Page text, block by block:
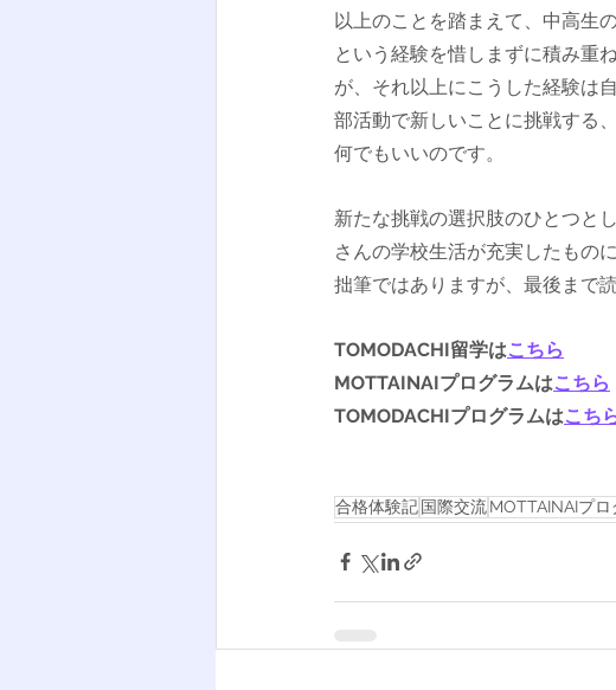
以上のことを踏まえて、中高生
という経験を惜しまずに積み重
が、それ以上にこうした経験は
部活動で新しいことに挑戦する
何でもいいのです。
新たな挑戦の選択肢のひとつと
さんの学校生活が充実したもの
拙筆ではありますが、最後まで
TOMODACHI留学はこちら
MOTTAINAIプログラムはこちら
TOMODACHIプログラムはこち
合格体験記 国際交流MOTTAINAIプロ